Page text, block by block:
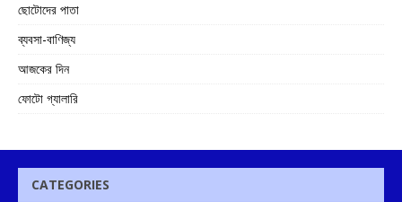
ছোটোদের পাতা
ব্যবসা-বাণিজ্য
আজকের দিন
ফোটো গ্যালারি
CATEGORIES